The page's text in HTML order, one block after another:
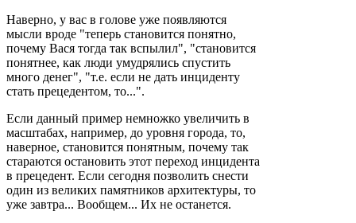
Наверно, у вас в голове уже появляются
мысли вроде "теперь становится понятно,
почему Вася тогда так вспылил", "становится
понятнее, как люди умудрялись спустить
много денег", "т.е. если не дать инциденту
стать прецедентом, то...".
Если данный пример немножко увеличить в
масштабах, например, до уровня города, то,
наверное, становится понятным, почему так
стараются остановить этот переход инцидента
в прецедент. Если сегодня позволить снести
один из великих памятников архитектуры, то
уже завтра... Вообщем... Их не останется.